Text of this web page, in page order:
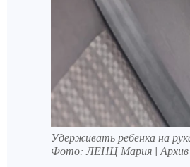
Удерживать ребенка на
Фото:ЛЕНЦ Мария |